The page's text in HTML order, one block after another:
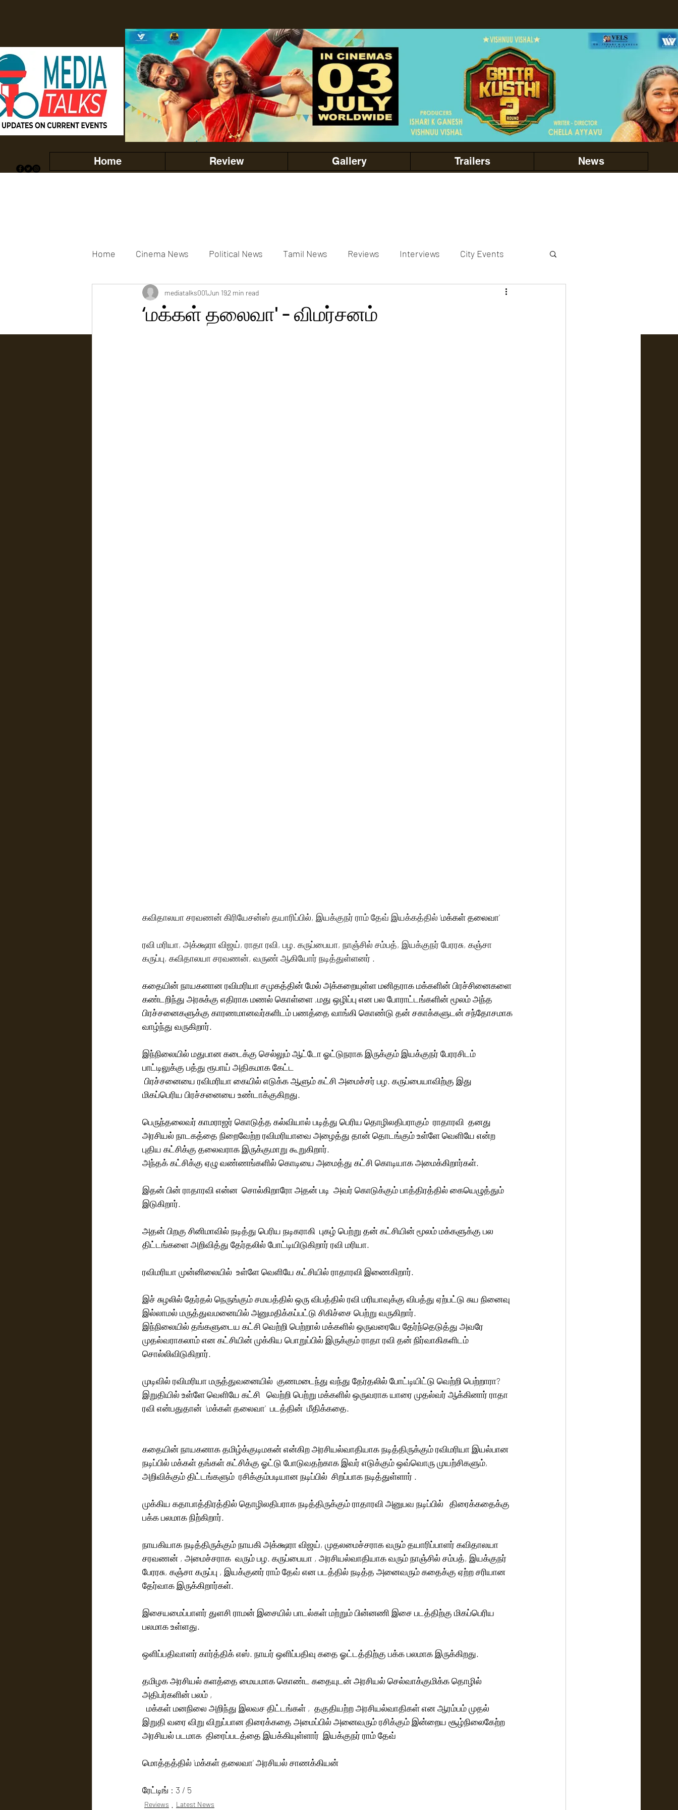
Home Review Gallery Trailers News
Home Cinema News Political News Tamil News Reviews Interviews City Events
Movies Gallery Actress Gallery actors gallery
‘மக்கள் தலைவா' - விமர்சனம்
mediatalks001Jun 192 min read
கவிதாலயா சரவணன் கிரியேசன்ஸ் தயாரிப்பில், இயக்குநர் ராம் தேவ் இயக்கத்தில் ‘மக்கள் தலைவா'
ரவி மரியா, அக்க்ஷரா விஜய், ராதா ரவி, பழ. கருப்பையா, நாஞ்சில் சம்பத், இயக்குநர் பேரரசு, கஞ்சா
கருப்பு, கவிதாலயா சரவணன், வருண் ஆகியோர் நடித்துள்ளனர் .
கதையின் நாயகனான ரவிமரியா சமுகத்தின் மேல் அக்கறையுள்ள மனிதராக மக்களின் பிரச்சினைகளை
கண்டறிந்து அரசுக்கு எதிராக மணல் கொள்ளை ,மது ஒழிப்பு என பல போராட்டங்களின் மூலம் அந்த
பிரச்சனைகளுக்கு காரணமானவர்களிடம் பணத்தை வாங்கி கொண்டு தன் சகாக்களுடன் சந்தோசமாக
வாழ்ந்து வருகிறார்.
இந்நிலையில் மதுபான கடைக்கு செல்லும் ஆட்டோ ஓட்டுநராக இருக்கும் இயக்குநர் பேரரசிடம்
பாட்டிலுக்கு பத்து ரூபாய் அதிகமாக கேட்ட
மிகப்பெரிய பிரச்சனையை உண்டாக்குகிறது.
பெருந்தலைவர் காமராஜர் கொடுத்த கல்வியால் படித்து பெரிய தொழிலதிபராகும்  ராதாரவி  தனது
அரசியல் நாடகத்தை நிறைவேற்ற ரவிமரியாவை அழைத்து தான் தொடங்கும் உள்ளே வெளியே என்ற
புதிய கட்சிக்கு தலைவராக இருக்குமாறு கூறுகிறார்.
அந்தக் கட்சிக்கு ஏழு வண்ணங்களில் கொடியை அமைத்து கட்சி கொடியாக அமைக்கிறார்கள்.
இதன் பின் ராதாரவி என்ன  சொல்கிறாரோ அதன் படி  அவர் கொடுக்கும் பாத்திரத்தில் கையெழுத்தும்
இடுகிறார்.
அதன் பிறகு சினிமாவில் நடித்து பெரிய நடிகராகி  புகழ் பெற்று தன் கட்சியின் மூலம் மக்களுக்கு பல
திட்டங்களை அறிவித்து தேர்தலில் போட்டியிடுகிறார் ரவி மரியா.
ரவிமரியா முன்னிலையில்  உள்ளே வெளியே கட்சியில் ராதாரவி இணைகிறார்.
இச் சுழலில் தேர்தல் நெருங்கும் சமயத்தில் ஒரு விபத்தில் ரவி மரியாவுக்கு விபத்து ஏற்பட்டு சுய நினைவு
இல்லாமல் மருத்துவமனையில் அனுமதிக்கப்பட்டு சிகிச்சை பெற்று வருகிறார்.
இந்நிலையில் தங்களுடைய கட்சி வெற்றி பெற்றால் மக்களில் ஒருவரையே தேர்ந்தெடுத்து அவரே
முதல்வராகலாம் என கட்சியின் முக்கிய பொறுப்பில் இருக்கும் ராதா ரவி தன் நிர்வாகிகளிடம்
சொல்லிவிடுகிறார்.
முடிவில் ரவிமரியா மருத்துவனையில்  குணமடைந்து வந்து தேர்தலில் போட்டியிட்டு வெற்றி பெற்றாரா?
இறுதியில் உள்ளே வெளியே கட்சி   வெற்றி பெற்று மக்களில் ஒருவராக யாரை முதல்வர் ஆக்கினார் ராதா
ரவி என்பதுதான்  ‘மக்கள் தலைவா'  படத்தின்  மீதிக்கதை.
கதையின் நாயகனாக தமிழ்க்குடிமகன் என்கிற அரசியல்வாதியாக நடித்திருக்கும் ரவிமரியா இயல்பான
நடிப்பில் மக்கள் தங்கள் கட்சிக்கு ஓட்டு போடுவதற்காக இவர் எடுக்கும் ஒவ்வொரு முயற்சிகளும்,
அறிவிக்கும் திட்டங்களும்  ரசிக்கும்படியான நடிப்பில்  சிறப்பாக நடித்துள்ளார் .
முக்கிய கதாபாத்திரத்தில் தொழிலதிபராக நடித்திருக்கும் ராதாரவி அனுபவ நடிப்பில்   திரைக்கதைக்கு
பக்க பலமாக நிற்கிறார்.
நாயகியாக நடித்திருக்கும் நாயகி அக்க்ஷரா விஜய், முதலமைச்சராக வரும் தயாரிப்பாளர் கவிதாலயா
சரவணன் , அமைச்சராக  வரும் பழ. கருப்பையா , அரசியல்வாதியாக வரும் நாஞ்சில் சம்பத், இயக்குநர்
பேரரசு, கஞ்சா கருப்பு , இயக்குனர் ராம் தேவ் என படத்தில் நடித்த அனைவரும் கதைக்கு ஏற்ற சரியான
தேர்வாக இருக்கிறார்கள்.
இசையமைப்பாளர் துளசி ராமன் இசையில் பாடல்கள் மற்றும் பின்னணி இசை படத்திற்கு மிகப்பெரிய
பலமாக உள்ளது.
ஒளிப்பதிவாளர் கார்த்திக் எஸ். நாயர் ஒளிப்பதிவு கதை ஓட்டத்திற்கு பக்க பலமாக இருக்கிறது.
தமிழக அரசியல் களத்தை மையமாக கொண்ட கதையுடன் அரசியல் செல்வாக்குமிக்க தொழில்
அதிபர்களின் பலம் ,
இறுதி வரை விறு விறுப்பான திரைக்கதை அமைப்பில் அனைவரும் ரசிக்கும் இன்றைய சூழ்நிலைகேற்ற
அரசியல் படமாக  திரைப்படத்தை இயக்கியுள்ளார்  இயக்குநர் ராம் தேவ்
மொத்தத்தில் 'மக்கள் தலைவா' அரசியல் சாணக்கியன்
ரேட்டிங் : 3 / 5
Reviews Latest News